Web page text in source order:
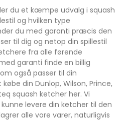
du et kæmpe udvalg i squash
og hvilken type
du med garanti præcis den
til dig og netop din spillestil
fra alle førende
garanti finde en billig
også passer til din
din Dunlop, Wilson, Prince,
squash ketcher her. Vi
levere din ketcher til den
alle vore varer, naturligvis